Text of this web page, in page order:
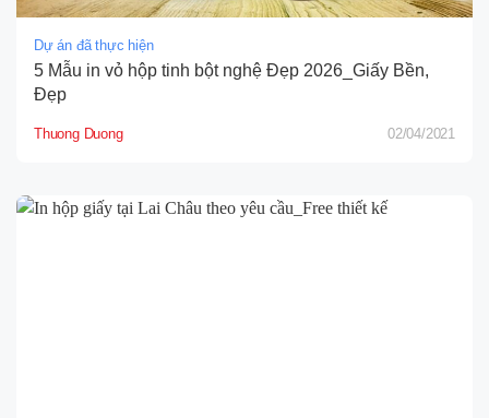
Dự án đã thực hiện
5 Mẫu in vỏ hộp tinh bột nghệ Đẹp 2026_Giấy Bền,
Đẹp
Thuong Duong 02/04/2021